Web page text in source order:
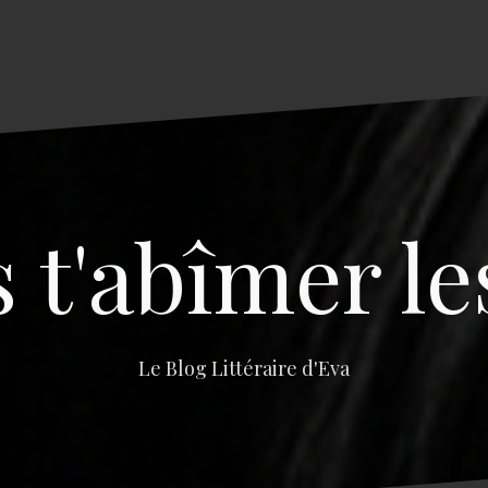
t'abîmer
Le Blog Littéraire d'Eva